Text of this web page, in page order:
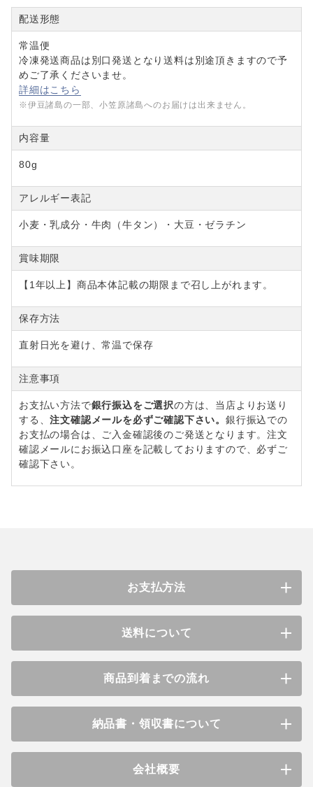
配送形態
常温便
冷凍発送商品は別口発送となり送料は別途頂きますので予
めご了承くださいませ。
詳細はこちら
※伊豆諸島の一部、小笠原諸島へのお届けは出来ません。
内容量
80g
アレルギー表記
小麦・乳成分・牛肉（牛タン）・大豆・ゼラチン
賞味期限
【1年以上】商品本体記載の期限まで召し上がれます。
保存方法
直射日光を避け、常温で保存
注意事項
お支払い方法で銀行振込をご選択の方は、当店よりお送り
する、注文確認メールを必ずご確認下さい。銀行振込での
お支払の場合は、ご入金確認後のご発送となります。注文
確認メールにお振込口座を記載しておりますので、必ずご
確認下さい。
お支払方法
送料について
商品到着までの流れ
納品書・領収書について
会社概要